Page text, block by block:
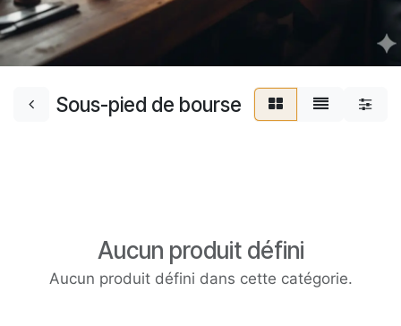
Sous-pied de bourse
Aucun produit défini
Aucun produit défini dans cette catégorie.